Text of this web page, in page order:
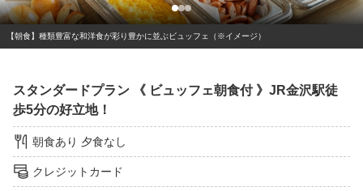
【朝食】種類豊富な和洋食が彩り豊かに並ぶビュッフェ（※イメージ）
スタンダードプラン 《 ビュッフェ朝食付 》JR金沢駅徒
歩5分の好立地！
朝食あり 夕食なし
クレジットカード